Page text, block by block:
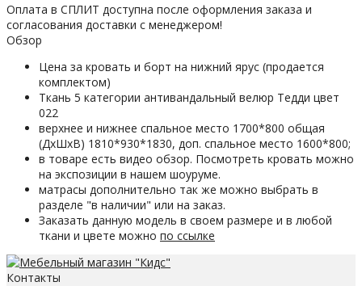
Оплата в СПЛИТ доступна после оформления заказа и
согласования доставки с менеджером!
Обзор
Цена за кровать и борт на нижний ярус (продается
комплектом)
Ткань 5 категории антивандальный велюр Тедди цвет
022
верхнее и нижнее спальное место 1700*800 общая
(ДхШхВ) 1810*930*1830, доп. спальное место 1600*800;
в товаре есть видео обзор. Посмотреть кровать можно
на экспозиции в нашем шоуруме.
матрасы дополнительно так же можно выбрать в
разделе "в наличии" или на заказ.
Заказать данную модель в своем размере и в любой
ткани и цвете можно по ссылке
Контакты